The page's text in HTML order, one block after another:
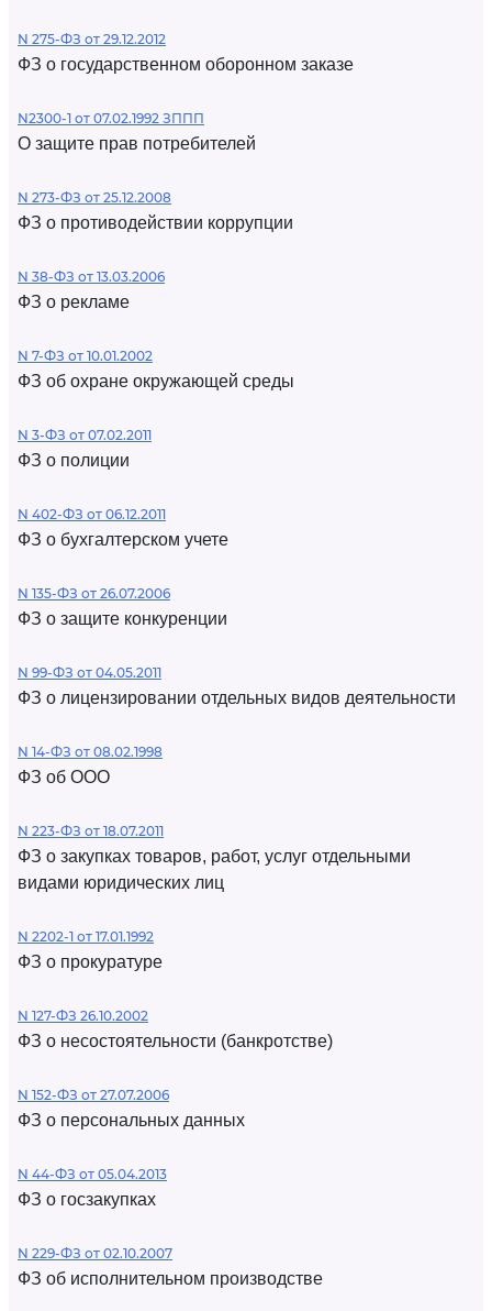
N 275-ФЗ от 29.12.2012
ФЗ о государственном оборонном заказе
N2300-1 от 07.02.1992 ЗППП
О защите прав потребителей
N 273-ФЗ от 25.12.2008
ФЗ о противодействии коррупции
N 38-ФЗ от 13.03.2006
ФЗ о рекламе
N 7-ФЗ от 10.01.2002
ФЗ об охране окружающей среды
N 3-ФЗ от 07.02.2011
ФЗ о полиции
N 402-ФЗ от 06.12.2011
ФЗ о бухгалтерском учете
N 135-ФЗ от 26.07.2006
ФЗ о защите конкуренции
N 99-ФЗ от 04.05.2011
ФЗ о лицензировании отдельных видов деятельности
N 14-ФЗ от 08.02.1998
ФЗ об ООО
N 223-ФЗ от 18.07.2011
ФЗ о закупках товаров, работ, услуг отдельными
видами юридических лиц
N 2202-1 от 17.01.1992
ФЗ о прокуратуре
N 127-ФЗ 26.10.2002
ФЗ о несостоятельности (банкротстве)
N 152-ФЗ от 27.07.2006
ФЗ о персональных данных
N 44-ФЗ от 05.04.2013
ФЗ о госзакупках
N 229-ФЗ от 02.10.2007
ФЗ об исполнительном производстве